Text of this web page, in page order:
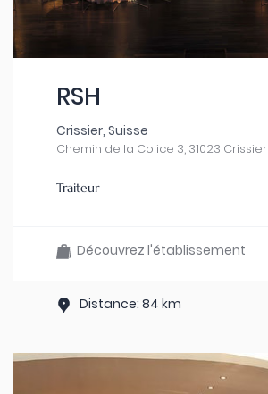
RSH
Crissier, Suisse
Chemin de la Colice 3, 31023 Crissier
Traiteur
Découvrez l'établissement
Distance: 84 km